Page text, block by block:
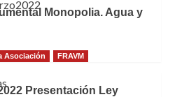
Monopolia. Agua y
Asociación FRAVM
Presentación Ley